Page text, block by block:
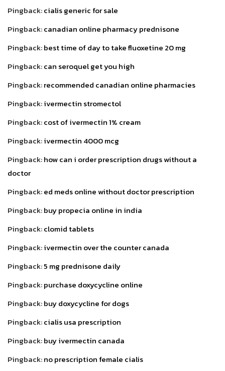
Pingback:cialis generic for sale
Pingback:canadian online pharmacy prednisone
Pingback:best time of day to take fluoxetine 20 mg
Pingback:can seroquel get you high
Pingback:recommended canadian online pharmacies
Pingback:ivermectin stromectol
Pingback:cost of ivermectin 1% cream
Pingback:ivermectin 4000 mcg
Pingback:how can i order prescription drugs without a
doctor
Pingback:ed meds online without doctor prescription
Pingback:buy propecia online in india
Pingback:clomid tablets
Pingback:ivermectin over the counter canada
Pingback:5 mg prednisone daily
Pingback:purchase doxycycline online
Pingback:buy doxycycline for dogs
Pingback:cialis usa prescription
Pingback:buy ivermectin canada
Pingback:no prescription female cialis